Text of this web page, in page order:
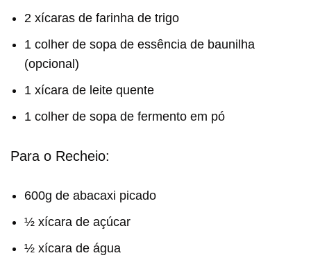
2 xícaras de farinha de trigo
1 colher de sopa de essência de baunilha
(opcional)
1 xícara de leite quente
1 colher de sopa de fermento em pó
Para o Recheio:
600g de abacaxi picado
½ xícara de açúcar
½ xícara de água